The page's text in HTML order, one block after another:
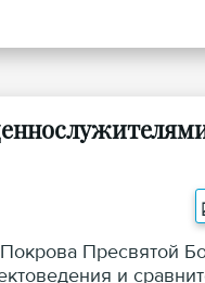
Пресвятой
и